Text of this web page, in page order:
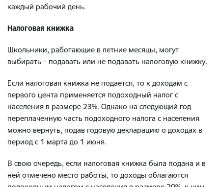
каждый рабочий день.
Налоговая книжка
Школьники, работающие в летние месяцы, могут
выбирать – подавать или не подавать налоговую книжку.
Если налоговая книжка не подается, то к доходам с
первого цента применяется подоходный налог с
населения в размере 23%. Однако на следующий год
переплаченную часть подоходного налога с населения
можно вернуть, подав годовую декларацию о доходах в
период с 1 марта до 1 июня.
В свою очередь, если налоговая книжка была подана и в
ней отмечено место работы, то доходы облагаются